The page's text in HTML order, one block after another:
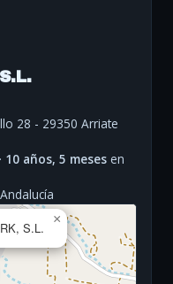
28 - 29350 Arriate
10 años, 5 meses en
S.L.
×